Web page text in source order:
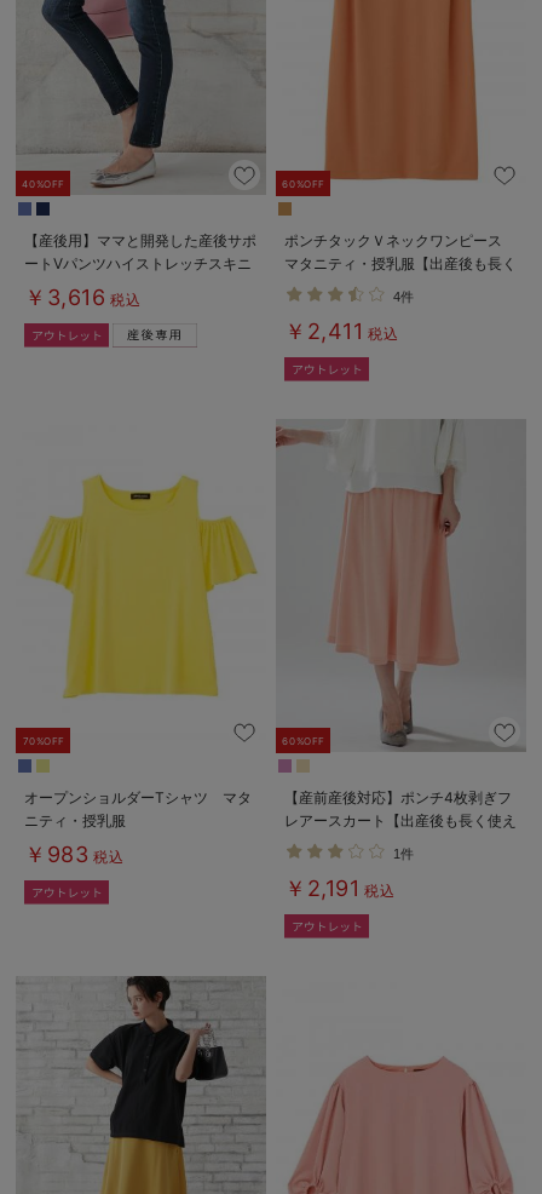
40%OFF
【産後用】ママと開発した産後サポ
ートVパンツハイストレッチスキニ
ー￥3,616 税込
60%OFF
ポンチタックＶネックワンピース
マタニティ・授乳服【出産後も長く
使える】
4件
￥2,411 税込
70%OFF
オープンショルダーTシャツ マタ
ニティ・授乳服
￥983 税込
60%OFF
【産前産後対応】ポンチ4枚剥ぎフ
レアースカート【出産後も長く使え
る】
1件
￥2,191 税込